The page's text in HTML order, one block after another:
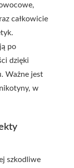
całkowicie
po
dzięki
Ważne jest
w
szkodliwe